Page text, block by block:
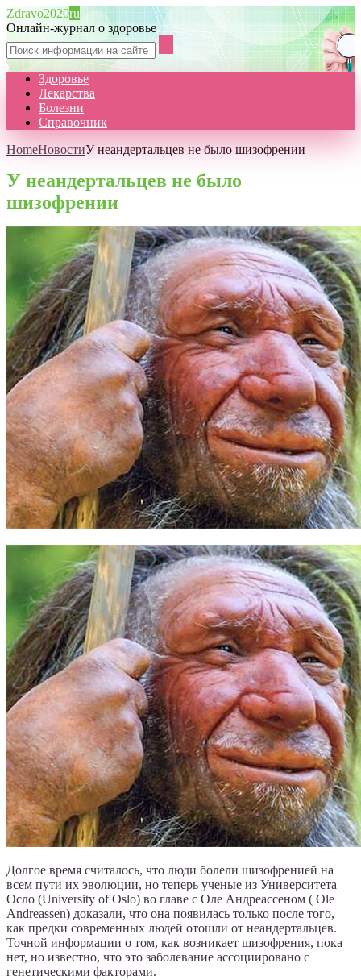
Zdravo2020ru
Онлайн-журнал о здоровье
Здоровье
Лекарства
Болезни
Справочник
HomeНовостиУ неандертальцев не было шизофрении
У неандертальцев не было
шизофрении
Долгое время считалось, что люди болели шизофренией на
всем пути их эволюции, но теперь ученые из Университета
Осло (University of Oslo) во главе с Оле Андреассеном ( Ole
Andreassen) доказали, что она появилась только после того,
как предки современных людей отошли от неандертальцев.
Точной информации о том, как возникает шизофрения, пока
нет, но известно, что это заболевание ассоциировано с
генетическими факторами.